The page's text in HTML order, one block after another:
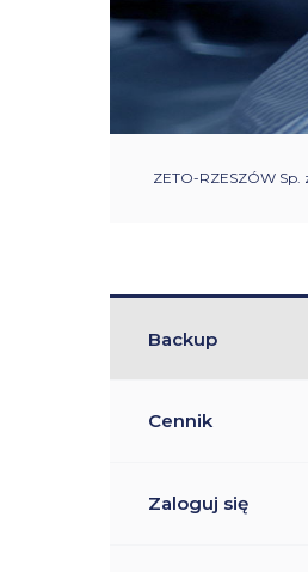
ZETO-RZESZÓW Sp.
Backup
Cennik
Zaloguj się